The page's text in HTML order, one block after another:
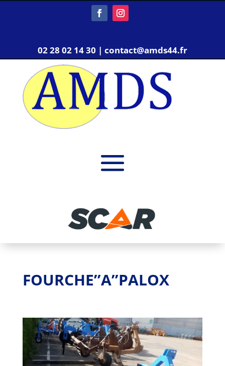
02 28 02 14 30 | contact@amds44.fr
FOURCHE’’A’’PALOX